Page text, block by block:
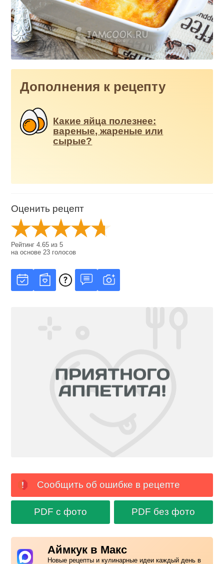
Дополнения к рецепту
Какие яйца полезнее:
вареные, жареные или
сырые?
Оценить рецепт
Рейтинг4.65 из5
на основе 23 голосов
Сообщить об ошибке в рецепте
PDF с фото PDF без фото
Аймкук в Макс
Новые рецепты и кулинарные идеи каждый день в